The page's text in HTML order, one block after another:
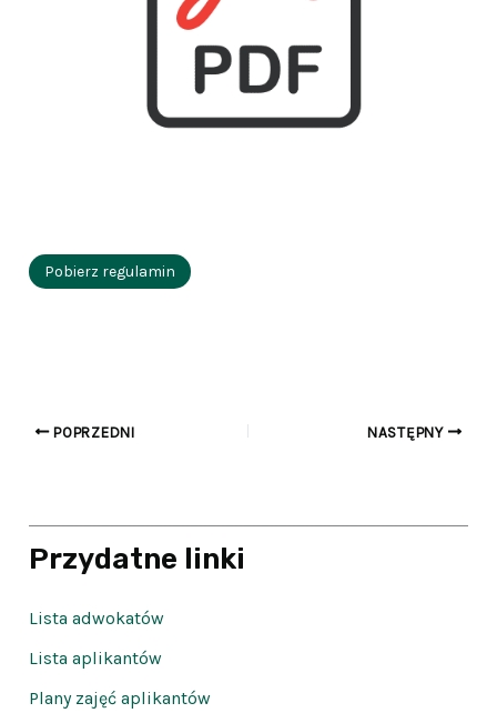
Pobierz regulamin
POPRZEDNI NASTĘPNY
Przydatne linki
Lista adwokatów
Lista aplikantów
Plany zajęć aplikantów